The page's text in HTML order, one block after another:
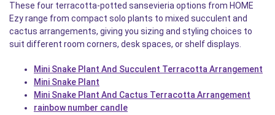
These four terracotta-potted sansevieria options from HOME
Ezy range from compact solo plants to mixed succulent and
cactus arrangements, giving you sizing and styling choices to
suit different room corners, desk spaces, or shelf displays.
Mini Snake Plant And Succulent Terracotta Arrangement
Mini Snake Plant
Mini Snake Plant And Cactus Terracotta Arrangement
rainbow number candle